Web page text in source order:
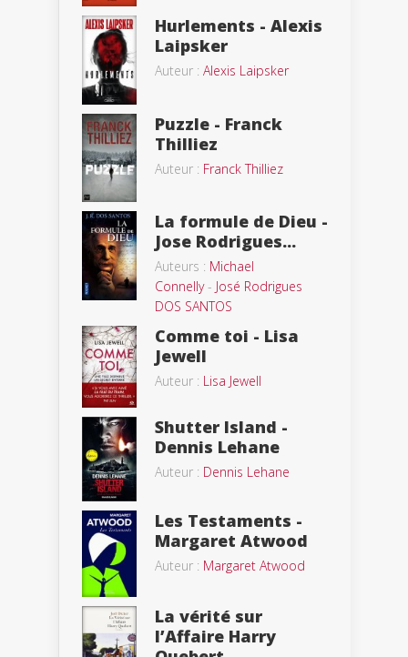
Hurlements - Alexis
Laipsker
Auteur : Alexis Laipsker
Puzzle - Franck
Thilliez
Auteur : Franck Thilliez
La formule de Dieu -
Jose Rodrigues...
Auteurs : Michael
Connelly- José Rodrigues
DOS SANTOS
Comme toi - Lisa
Jewell
Auteur : Lisa Jewell
Shutter Island -
Dennis Lehane
Auteur : Dennis Lehane
Les Testaments -
Margaret Atwood
Auteur : Margaret Atwood
La vérité sur
l’Affaire Harry